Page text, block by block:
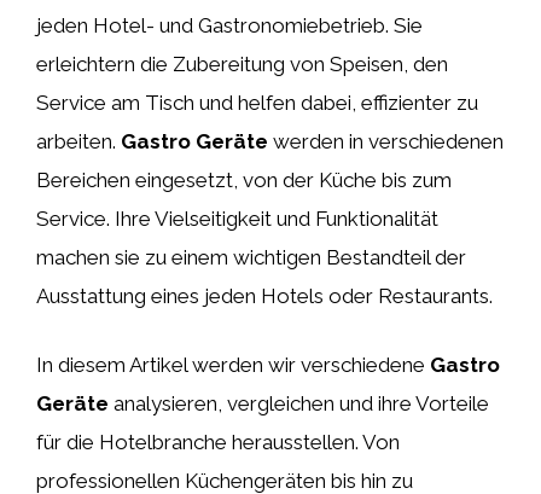
jeden Hotel- und Gastronomiebetrieb. Sie
erleichtern die Zubereitung von Speisen, den
Service am Tisch und helfen dabei, effizienter zu
arbeiten. Gastro Geräte werden in verschiedenen
Bereichen eingesetzt, von der Küche bis zum
Service. Ihre Vielseitigkeit und Funktionalität
machen sie zu einem wichtigen Bestandteil der
Ausstattung eines jeden Hotels oder Restaurants.
In diesem Artikel werden wir verschiedene Gastro
Geräte analysieren, vergleichen und ihre Vorteile
für die Hotelbranche herausstellen. Von
professionellen Küchengeräten bis hin zu